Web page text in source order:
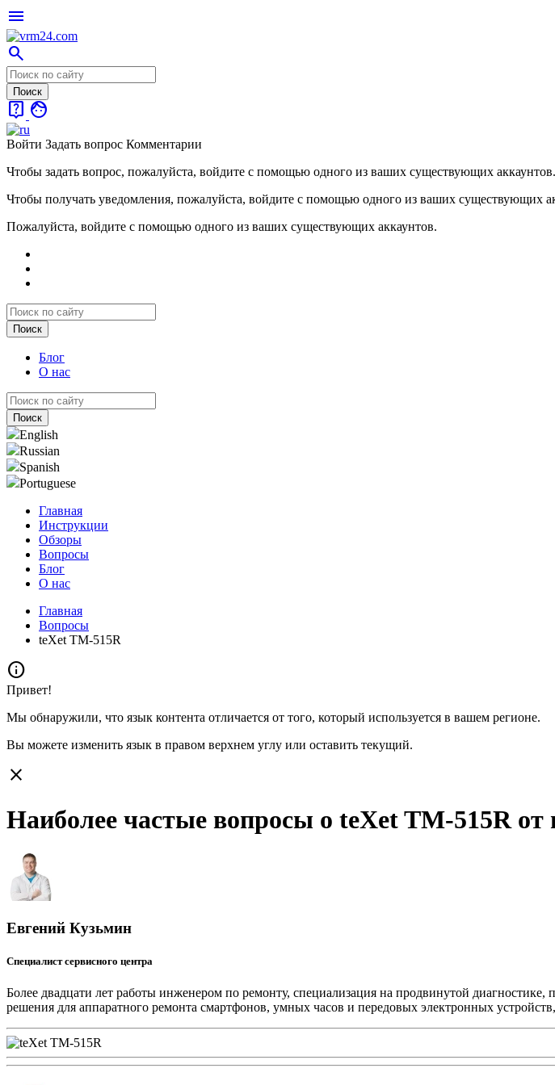
menu
search
live_help face
Войти Задать вопрос Комментарии
Чтобы задать вопрос, пожалуйста, войдите с помощью одного из ваших существующих аккаунтов.
Чтобы получать уведомления, пожалуйста, войдите с помощью одного из ваших существующих
Пожалуйста, войдите с помощью одного из ваших существующих аккаунтов.
Блог
О нас
English
Russian
Spanish
Portuguese
Главная
Инструкции
Обзоры
Вопросы
Блог
О нас
Главная
Вопросы
teXet TM-515R
info
Привет!
Мы обнаружили, что язык контента отличается от того, который используется в вашем регионе.
Вы можете изменить язык в правом верхнем углу или оставить текущий.
close
Наиболее частые вопросы о teXet TM-515R от
Евгений Кузьмин
Специалист сервисного центра
Более двадцати лет работы инженером по ремонту, специализация на продвинутой
решения для аппаратного ремонта смартфонов, умных часов и передовых электронных